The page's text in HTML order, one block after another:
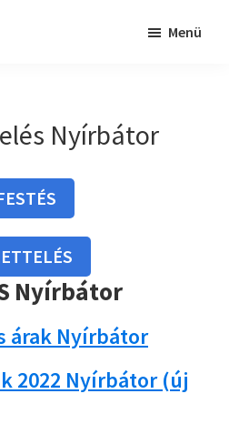
Menü
Nyírbátor
Nyírbátor
árak Nyírbátor
2022 Nyírbátor (új